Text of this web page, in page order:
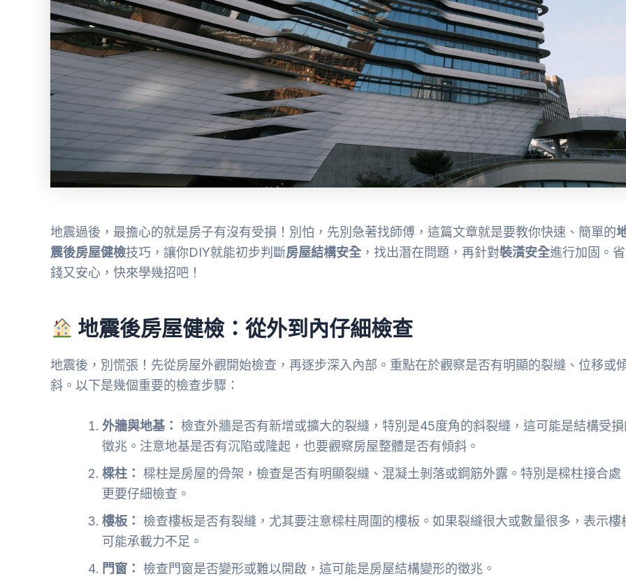
地震過後，最擔心的就是房子有沒有受損！別怕，先別急著找師傅，這篇文章就是要教你快速、簡單的
震後房屋健檢技巧，讓你DIY就能初步判斷房屋結構安全 ，找出潛在問題，再針對裝潢安全進行加固。省
錢又安心，快來學幾招吧！
地震後房屋健檢：從外到內仔細檢查
地震後，別慌張！先從房屋外觀開始檢查，再逐步深入內部。重點在於觀察是否有明顯的裂縫、位移或
斜。以下是幾個重要的檢查步驟：
外牆與地基： 檢查外牆是否有新增或擴大的裂縫，特別是45度角的斜裂縫，這可能是結構受損
徵兆。注意地基是否有沉陷或隆起，也要觀察房屋整體是否有傾斜。
樑柱： 樑柱是房屋的骨架，檢查是否有明顯裂縫、混凝土剝落或鋼筋外露。特別是樑柱接合處
更要仔細檢查。
樓板： 檢查樓板是否有裂縫，尤其要注意樑柱周圍的樓板。如果裂縫很大或數量很多，表示樓
可能承載力不足。
門窗： 檢查門窗是否變形或難以開啟，這可能是房屋結構變形的徵兆。